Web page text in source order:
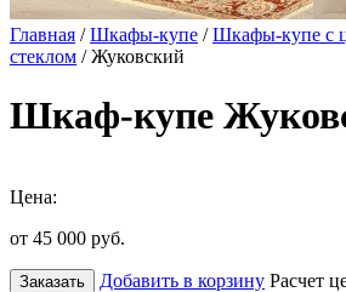
Главная /Шкафы-купе /Шкафы-купе с
стеклом / Жуковский
Шкаф-купе
Цена:
от 45 000 руб.
Заказать Добавить в корзину Расчет